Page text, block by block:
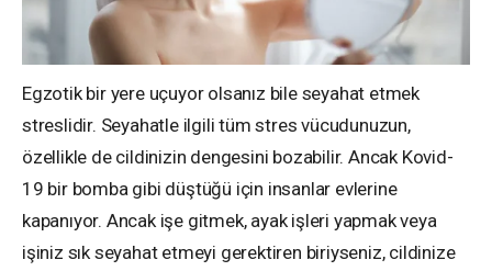
Egzotik bir yere uçuyor olsanız bile seyahat etmek
streslidir. Seyahatle ilgili tüm stres vücudunuzun,
özellikle de cildinizin dengesini bozabilir. Ancak Kovid-
19 bir bomba gibi düştüğü için insanlar evlerine
kapanıyor. Ancak işe gitmek, ayak işleri yapmak veya
işiniz sık seyahat etmeyi gerektiren biriyseniz, cildinize